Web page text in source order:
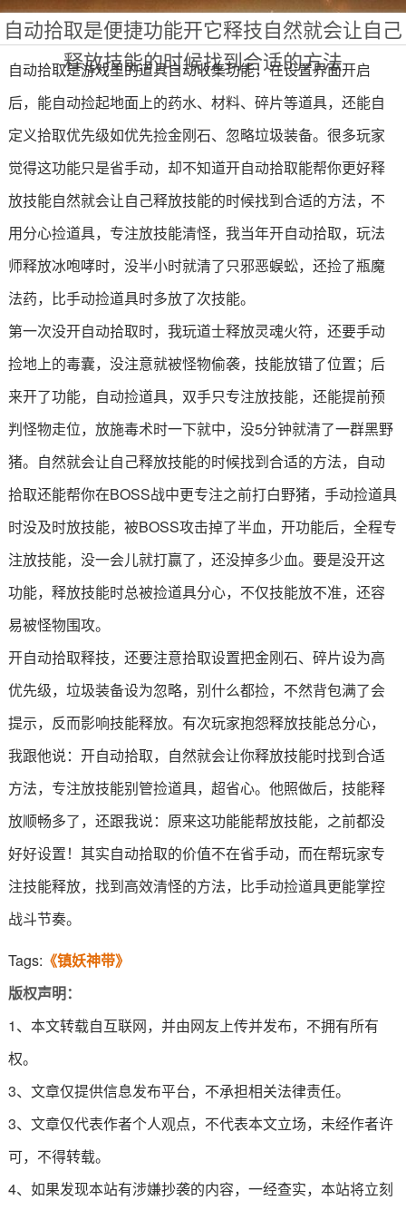
自动拾取是便捷功能开它释技自然就会让自己
释放技能的时候找到合适的方法
自动拾取是游戏里的道具自动收集功能，在设置界面开启
后，能自动捡起地面上的药水、材料、碎片等道具，还能自
定义拾取优先级如优先捡金刚石、忽略垃圾装备。很多玩家
觉得这功能只是省手动，却不知道开自动拾取能帮你更好释
放技能自然就会让自己释放技能的时候找到合适的方法，不
用分心捡道具，专注放技能清怪，我当年开自动拾取，玩法
师释放冰咆哮时，没半小时就清了只邪恶蜈蚣，还捡了瓶魔
法药，比手动捡道具时多放了次技能。
第一次没开自动拾取时，我玩道士释放灵魂火符，还要手动
捡地上的毒囊，没注意就被怪物偷袭，技能放错了位置；后
来开了功能，自动捡道具，双手只专注放技能，还能提前预
判怪物走位，放施毒术时一下就中，没5分钟就清了一群黑野
猪。自然就会让自己释放技能的时候找到合适的方法，自动
拾取还能帮你在BOSS战中更专注之前打白野猪，手动捡道具
时没及时放技能，被BOSS攻击掉了半血，开功能后，全程专
注放技能，没一会儿就打赢了，还没掉多少血。要是没开这
功能，释放技能时总被捡道具分心，不仅技能放不准，还容
易被怪物围攻。
开自动拾取释技，还要注意拾取设置把金刚石、碎片设为高
优先级，垃圾装备设为忽略，别什么都捡，不然背包满了会
提示，反而影响技能释放。有次玩家抱怨释放技能总分心，
我跟他说：开自动拾取，自然就会让你释放技能时找到合适
方法，专注放技能别管捡道具，超省心。他照做后，技能释
放顺畅多了，还跟我说：原来这功能能帮放技能，之前都没
好好设置！其实自动拾取的价值不在省手动，而在帮玩家专
注技能释放，找到高效清怪的方法，比手动捡道具更能掌控
战斗节奏。
Tags: 《镇妖神带》
版权声明：
1、本文转载自互联网，并由网友上传并发布，不拥有所有
权。
3、文章仅提供信息发布平台，不承担相关法律责任。
3、文章仅代表作者个人观点，不代表本文立场，未经作者许
可，不得转载。
4、如果发现本站有涉嫌抄袭的内容，一经查实，本站将立刻